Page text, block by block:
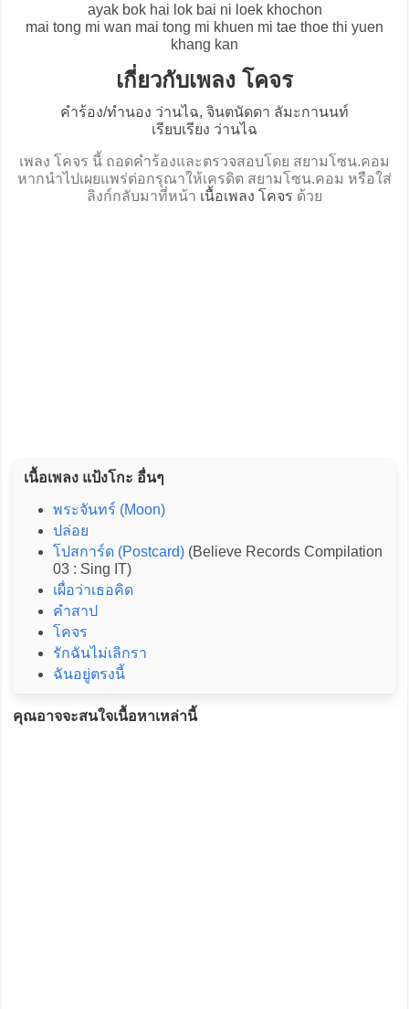
ayak bok hai lok bai ni loek khochon
mai tong mi wan mai tong mi khuen mi tae thoe thi yuen
khang kan
เกี่ยวกับเพลง โคจร
คำร้อง/ทำนอง ว่านไฉ, จินตนัดดา ลัมะกานนท์
เรียบเรียง ว่านไฉ
เพลง โคจร นี้ ถอดคำร้องและตรวจสอบโดย สยามโซน.คอม
หากนำไปเผยแพร่ต่อกรุณาให้เครดิต สยามโซน.คอม หรือใส่
ลิงก์กลับมาที่หน้า เนื้อเพลง โคจร ด้วย
เนื้อเพลง แป้งโกะ อื่นๆ
พระจันทร์ (Moon)
ปล่อย
โปสการ์ด (Postcard)(Believe Records Compilation
03 : Sing IT)
เผื่อว่าเธอคิด
คำสาป
โคจร
รักฉันไม่เลิกรา
ฉันอยู่ตรงนี้
คุณอาจจะสนใจเนื้อหาเหล่านี้